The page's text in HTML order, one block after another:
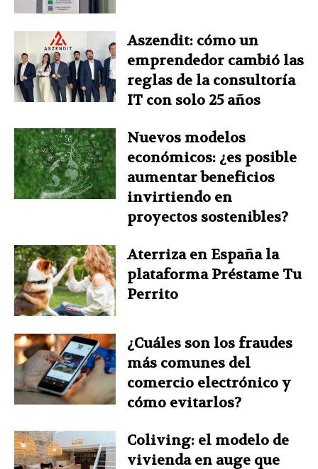
Aszendit: cómo un
emprendedor cambió las
reglas de la consultoría
IT con solo 25 años
Nuevos modelos
económicos: ¿es posible
aumentar beneficios
invirtiendo en
proyectos sostenibles?
Aterriza en España la
plataforma Préstame Tu
Perrito
¿Cuáles son los fraudes
más comunes del
comercio electrónico y
cómo evitarlos?
Coliving: el modelo de
vivienda en auge que